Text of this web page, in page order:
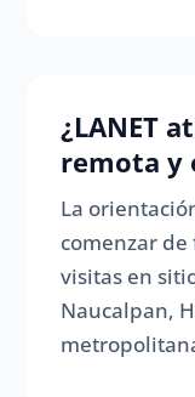
¿LANET
remota y
La
comenzar
visitas en
Naucalpan,